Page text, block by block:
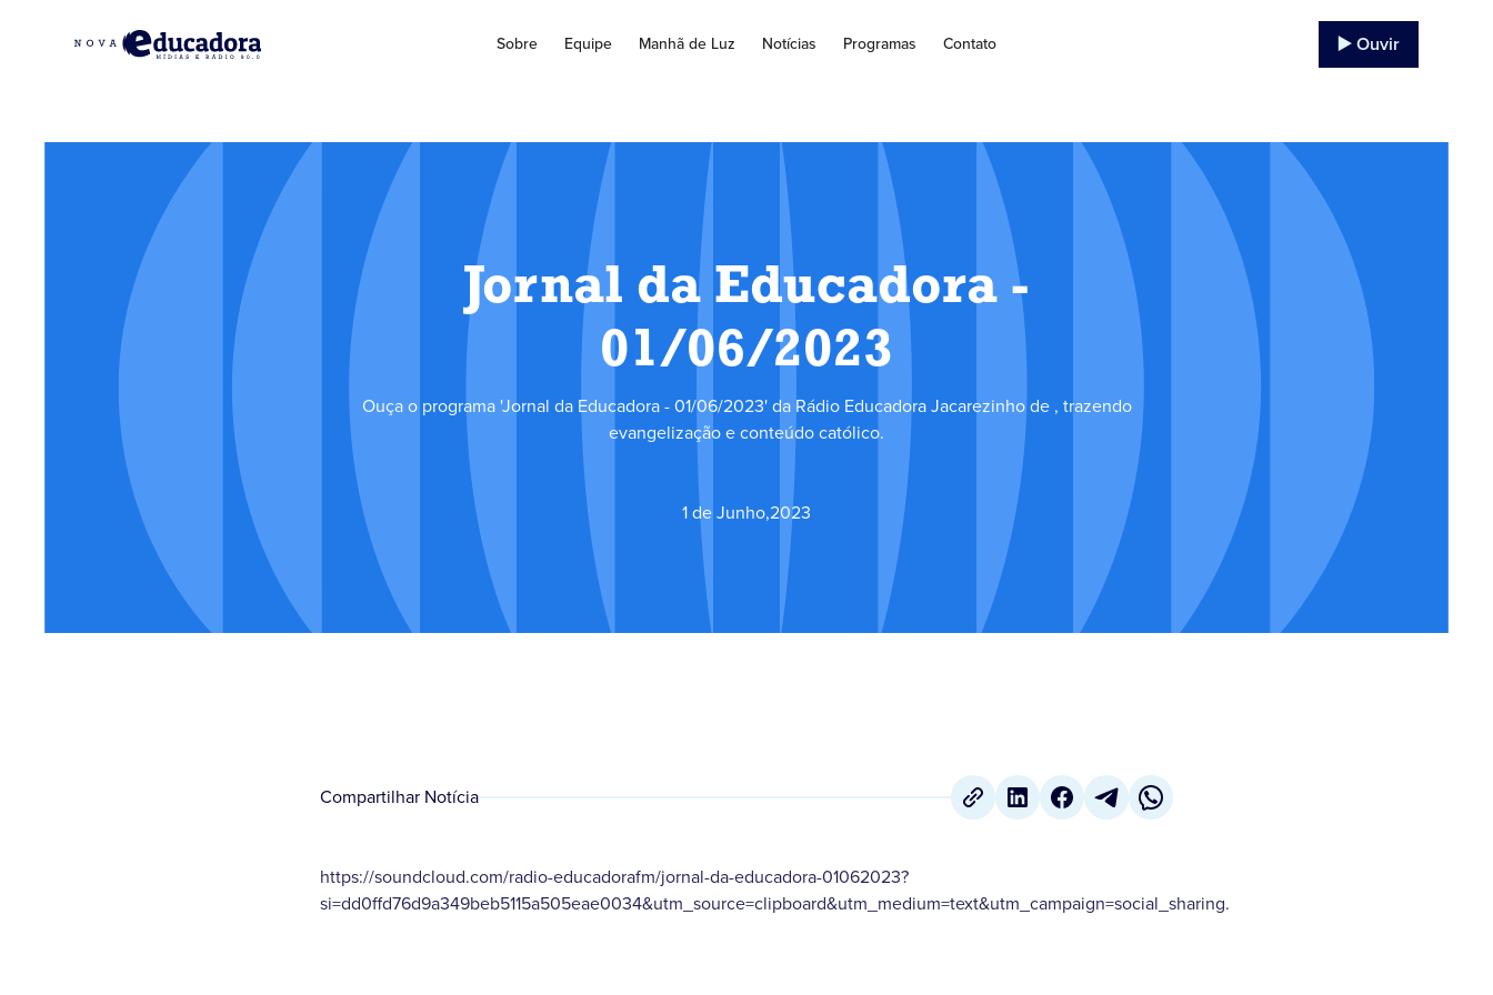
Sobre Equipe Manhã de Luz Notícias Programas Contato ▶️ Ouvir
Jornal da Educadora -
01/06/2023
Ouça o programa 'Jornal da Educadora - 01/06/2023' da Rádio Educadora Jacarezinho de , trazendo
evangelização e conteúdo católico.
1 de Junho,2023
Compartilhar Notícia
https://soundcloud.com/radio-educadorafm/jornal-da-educadora-01062023?
si=dd0ffd76d9a349beb5115a505eae0034&utm_source=clipboard&utm_medium=text&utm_campaign=social_sharing.